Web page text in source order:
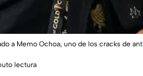
a Memo Ochoa, uno de los cracks de
lectura